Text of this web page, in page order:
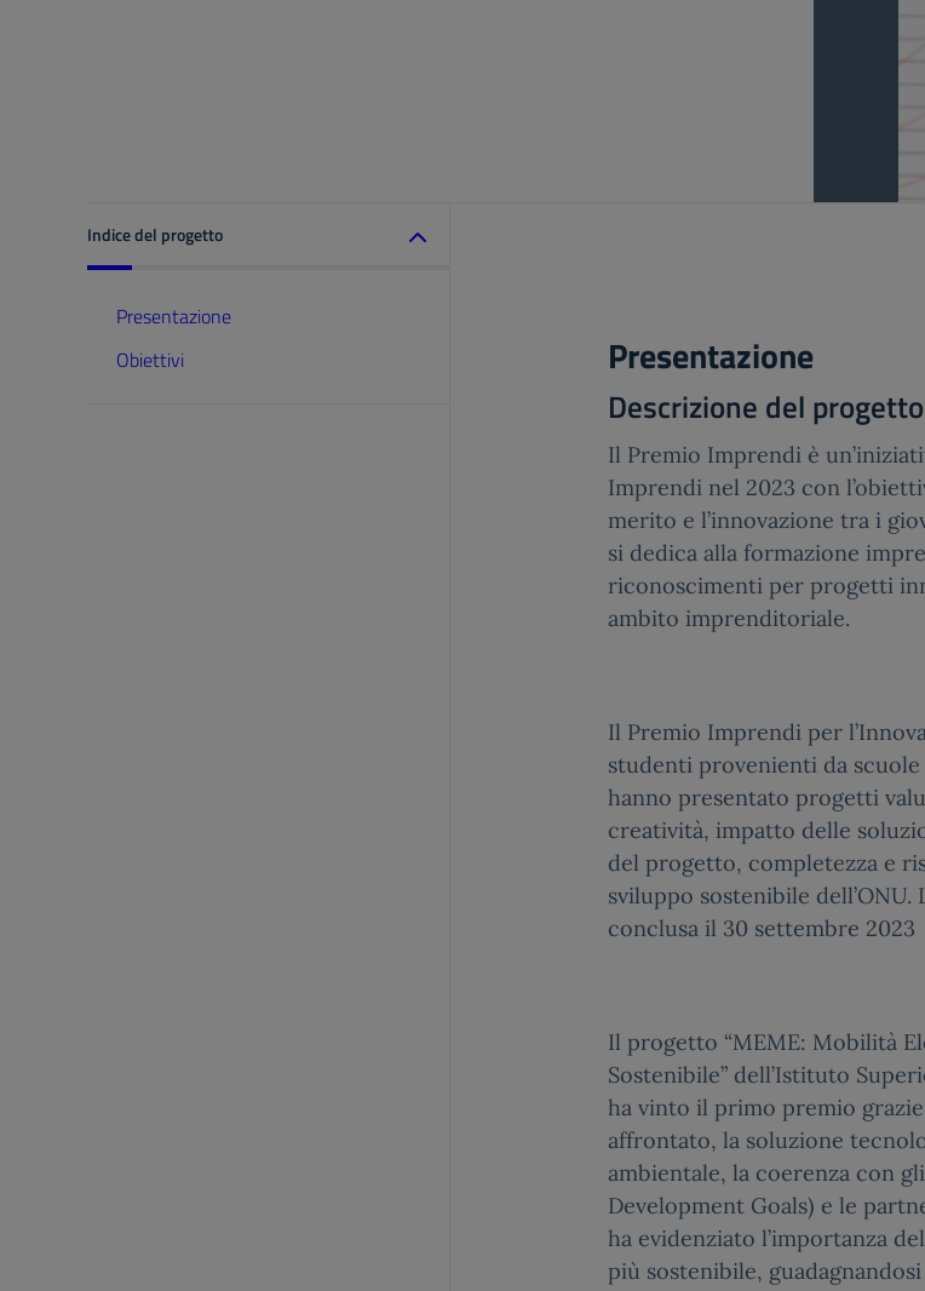
Indice del progetto
Presentazione
Obiettivi
Presentazione
Descrizione del progetto
Il Premio Imprendi è
Imprendi nel 2023 con
merito e l’innovazione tra i
si dedica alla formazione
riconoscimenti per progetti
ambito imprenditoriale.
Il Premio Imprendi per
studenti provenienti da
hanno presentato progetti
creatività, impatto delle
del progetto, completezza e
sviluppo sostenibile
conclusa il 30 settembre 2023
Il progetto “MEME: Mobilità
Sostenibile” dell’Istituto
ha vinto il primo premio
affrontato, la soluzione
ambientale, la coerenza con
Development Goals) e le
ha evidenziato l’importanza
più sostenibile,